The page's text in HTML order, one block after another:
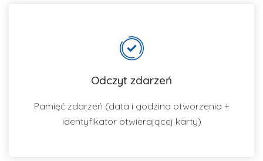
Odczyt zdarzeń
Pamięć zdarzeń (data i godzina otworzenia +
identyfikator otwierającej karty)